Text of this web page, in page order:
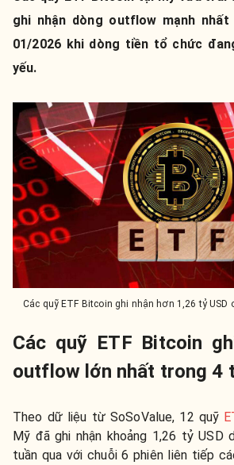
ghi nhận dòng outflow mạnh
01/2026 khi dòng tiền tổ chức
yếu.
Các quỹ ETF Bitcoin ghi nhận hơn 1,26 tỷ
Các quỹ ETF Bitcoin
outflow lớn nhất trong 4
Theo dữ liệu từ SoSoValue, 12 quỹ
Mỹ đã ghi nhận khoảng 1,26 tỷ USD
tuần qua với chuỗi 6 phiên liên tiếp